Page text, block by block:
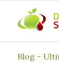
Blog -